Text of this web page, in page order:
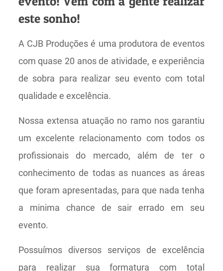
este sonho!
A CJB Produções é uma produtora de eventos
com quase 20 anos de atividade, e experiência
de sobra para realizar seu evento com total
qualidade e excelência.
Nossa extensa atuação no ramo nos garantiu
um excelente relacionamento com todos os
profissionais do mercado, além de ter o
conhecimento de todas as nuances as áreas
que foram apresentadas, para que nada tenha
a minima chance de sair errado em seu
evento.
Possuímos diversos serviços de excelência
para realizar sua formatura com total